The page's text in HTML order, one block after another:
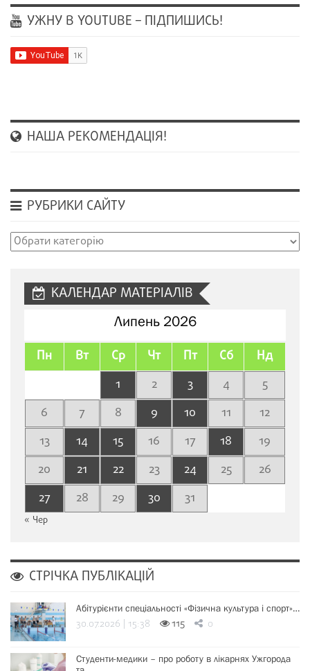
УЖНУ В YOUTUBE – ПІДПИШИСЬ!
НАША РЕКОМЕНДАЦІЯ!
РУБРИКИ САЙТУ
Рубрики
КАЛЕНДАР МАТЕРІАЛІВ
Липень 2026
Пн Вт Ср Чт Пт Сб Нд
1 2 3 4
5
6
7 8 9 10 11
12
13
14 15 16 17 18
19
20
21 22 23 24 25
26
27
28 29 30 31
« Чер
СТРІЧКА ПУБЛІКАЦІЙ
Абітурієнти спеціальності «Фізична культура і спорт»…
30.07.2026 | 15:38 115 0
Студенти-медики – про роботу в лікарнях Ужгорода